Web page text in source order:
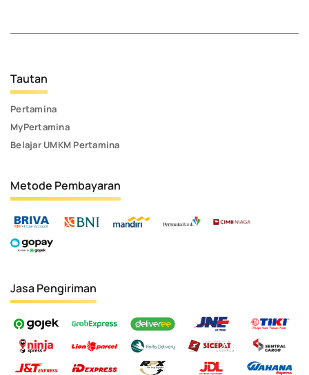
Tautan
Pertamina
MyPertamina
Belajar UMKM Pertamina
Metode Pembayaran
Jasa Pengiriman